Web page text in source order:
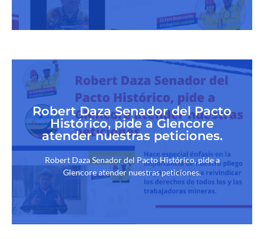
Robert Daza Senador del Pacto
Histórico, pide a Glencore
atender nuestras peticiones.
Robert Daza Senador del Pacto Histórico, pide a
Glencore atender nuestras peticiones.